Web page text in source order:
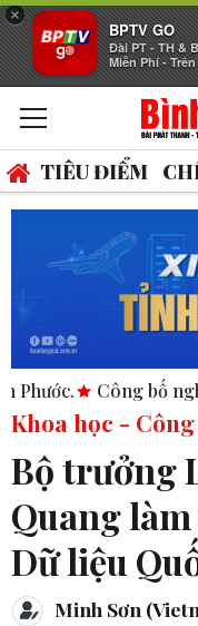
×
BPTV GO
Đài PT - TH &
Miễn Phí -
TIÊU ĐIỂM
nghị quyết, quyết
Khoa học -
Bộ trưởng
Quang
Dữ liệu
Minh Sơn